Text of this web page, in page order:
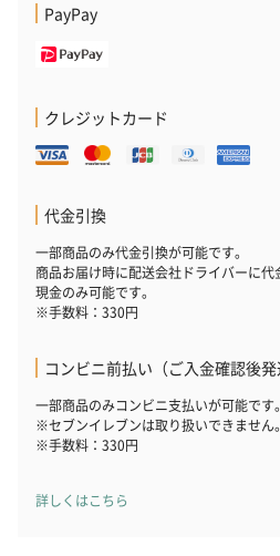
PayPay
クレジットカード
代金引換
一部商品のみ代金引換が可能です。
商品お届け時に配送会社ドライバーに
現金のみ可能です。
※手数料：330円
コンビニ前払い（ご入金確認後発
一部商品のみコンビニ支払いが可能です。
※セブンイレブンは取り扱いできません。
※手数料：330円
詳しくはこちら